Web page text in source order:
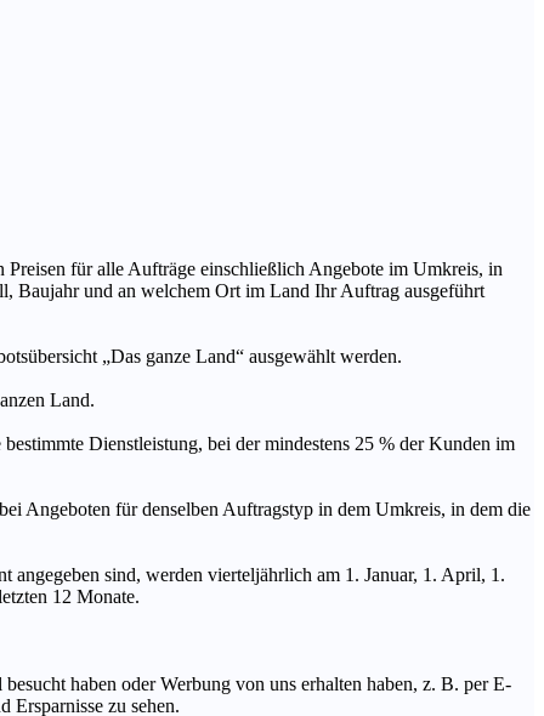
für alle Aufträge einschließlich Angebote im Umkreis, in
Baujahr und an welchem Ort im Land Ihr Auftrag ausgeführt
„Das ganze Land“ ausgewählt werden.
Land.
Dienstleistung, bei der mindestens 25 % der Kunden im
Angeboten für denselben Auftragstyp in dem Umkreis, in dem die
angegeben sind, werden vierteljährlich am 1. Januar, 1. April, 1.
12 Monate.
haben oder Werbung von uns erhalten haben, z. B. per E-
Ersparnisse zu sehen.